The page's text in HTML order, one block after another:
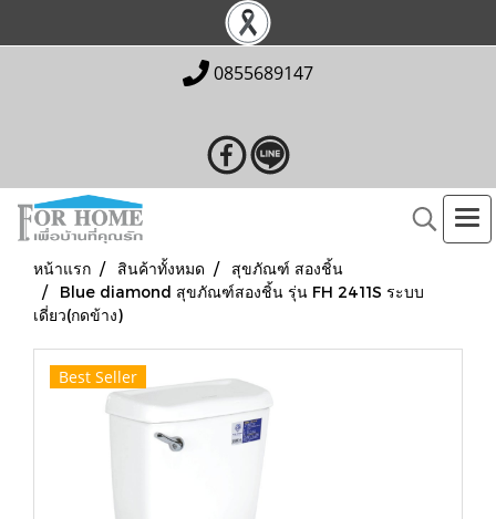
0855689147
หน้าแรก สินค้าทั้งหมด
สุขภัณฑ์ สองชิ้น
Blue diamond สุขภัณฑ์สองชิ้น รุ่น FH 2411S ระบบ
เดี่ยว(กดข้าง)
Best Seller